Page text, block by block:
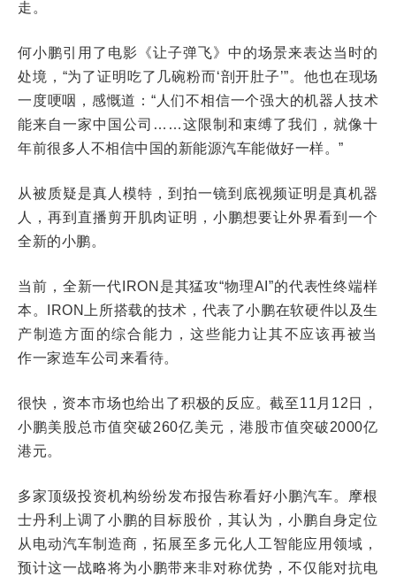
走。
何小鹏引用了电影《让子弹飞》中的场景来表达当时的
处境，“为了证明吃了几碗粉而‘剖开肚子’”。他也在现场
一度哽咽，感慨道：“人们不相信一个强大的机器人技术
能来自一家中国公司……这限制和束缚了我们，就像十
年前很多人不相信中国的新能源汽车能做好一样。”
从被质疑是真人模特，到拍一镜到底视频证明是真机器
人，再到直播剪开肌肉证明，小鹏想要让外界看到一个
全新的小鹏。
当前，全新一代IRON是其猛攻“物理AI”的代表性终端样
本。IRON上所搭载的技术，代表了小鹏在软硬件以及生
产制造方面的综合能力，这些能力让其不应该再被当
作一家造车公司来看待。
很快，资本市场也给出了积极的反应。截至11月12日，
小鹏美股总市值突破260亿美元，港股市值突破2000亿
港元。
多家顶级投资机构纷纷发布报告称看好小鹏汽车。摩根
士丹利上调了小鹏的目标股价，其认为，小鹏自身定位
从电动汽车制造商，拓展至多元化人工智能应用领域，
预计这一战略将为小鹏带来非对称优势，不仅能对抗电